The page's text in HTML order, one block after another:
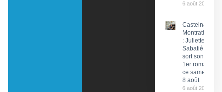
6 août 2026
Castelnau-
Montratier
: Juliette
Sabatié
sort son
1er roman
ce samedi
8 août
6 août 2026